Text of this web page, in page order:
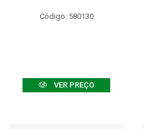
Código: 580130
VER PREÇO